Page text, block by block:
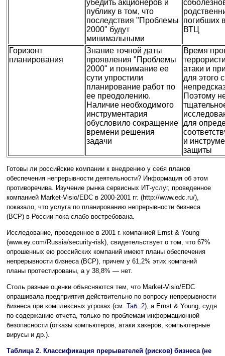
убедить акционеров и
публику в том, что
последствия "Проблемы
2000" будут
минимальными
погибших
ВТЦ
Горизонт
планирования
Знание точной даты
проявления "Проблемы
2000" и понимание ее
сути упростили
планирование работ по
ее преодолению.
Наличие необходимого
инструментария
обусловило сокращение
времени решения
задачи
Время
атаки и
для этого
Поэтому
для
и
защиты
Готовы ли российские компании к внедрению у себя планов
обеспечения непрерывности деятельности? Информация об этом
противоречива. Изучение рынка сервисных ИТ-услуг, проведенное
компанией Market-Visio/EDC в 2000-2001 гг. (http://www.edc.ru/),
показало, что услуга по планированию непрерывности бизнеса
(BCP) в России пока слабо востребована.
Исследование, проведенное в 2001 г. компанией Ernst & Young
(www.ey.com/Russia/security-risk), свидетельствует о том, что 67%
опрошенных ею российских компаний имеют планы обеспечения
непрерывности бизнеса (BCP), причем у 61,2% этих компаний
планы протестированы, а у 38,8% — нет.
Столь разные оценки объясняются тем, что Market-Visio/EDC
опрашивала предприятия действительно по вопросу непрерывности
бизнеса при комплексных угрозах (см. Таб. 2), а Ernst & Young, судя
по содержанию отчета, только по проблемам информационной
безопасности (отказы компьютеров, атаки хакеров, компьютерные
вирусы и др.).
Таблица 2. Классификация прерывателей (рисков) бизнеса (не